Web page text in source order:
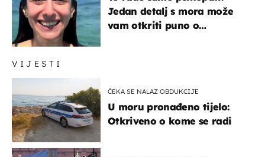
VIJESTI
ČEKA SE NALAZ OBDUKCIJE
U moru pronađeno tijelo:
Otkriveno o kome se radi
Jedan detalj s mora može
vam otkriti puno o